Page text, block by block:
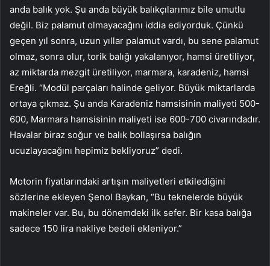
anda balık yok. Şu anda büyük balıkçılarımız bile umutlu
değil. Biz palamut olmayacağını iddia ediyorduk. Çünkü
geçen yıl sonra, uzun yıllar palamut vardı, bu sene palamut
olmaz, sonra olur, torik balığı yakalanıyor, hamsi üretiliyor,
az miktarda mezgit üretiliyor, marmara, karadeniz, hamsi
Ereğli. “Modül parçaları halinde geliyor. Büyük miktarlarda
ortaya çıkmaz. Şu anda Karadeniz hamsisinin maliyeti 500-
600, Marmara hamsisinin maliyeti ise 600-700 civarındadır.
Havalar biraz soğur ve balık bollaşırsa balığın
ucuzlayacağını hepimiz bekliyoruz” dedi.
Motorin fiyatlarındaki artışın maliyetleri etkilediğini
sözlerine ekleyen Şenol Baykan, “Bu teknelerde büyük
makineler var. Bu, bu dönemdeki ilk sefer. Bir kasa balığa
sadece 150 lira nakliye bedeli ekleniyor.”